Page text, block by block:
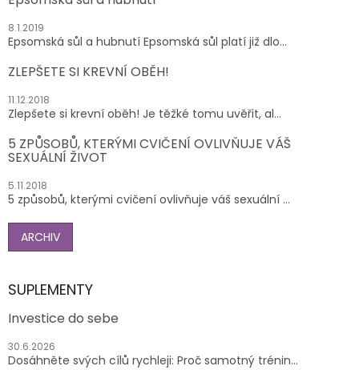
8.1.2019
Epsomská sůl a hubnutí Epsomská sůl platí již dlo...
ZLEPŠETE SI KREVNÍ OBĚH!
11.12.2018
Zlepšete si krevní oběh! Je těžké tomu uvěřit, al...
5 ZPŮSOBŮ, KTERÝMI CVIČENÍ OVLIVŇUJE VÁŠ
SEXUÁLNÍ ŽIVOT
5.11.2018
5 způsobů, kterými cvičení ovlivňuje váš sexuální ...
ARCHIV
SUPLEMENTY
Investice do sebe
30.6.2026
Dosáhněte svých cílů rychleji: Proč samotný trénin...